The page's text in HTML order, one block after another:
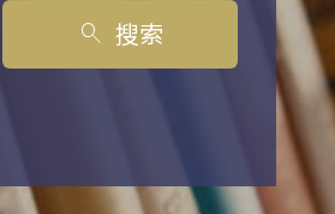
search 搜索